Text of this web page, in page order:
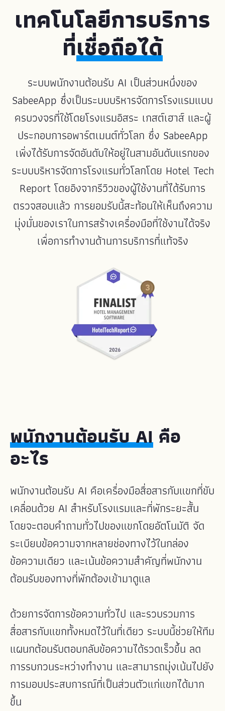
เทคโนโลยีการบริการ
ที่เชื่อถือได้
ระบบพนักงานต้อนรับ AI เป็นส่วนหนึ่งของ
SabeeApp ซึ่งเป็นระบบบริหารจัดการโรงแรมแบบ
ครบวงจรที่ใช้โดยโรงแรมอิสระ เกสต์เฮาส์ และผู้
ประกอบการอพาร์ตเมนต์ทั่วโลก ซึ่ง SabeeApp
เพิ่งได้รับการจัดอันดับให้อยู่ในสามอันดับแรกของ
ระบบบริหารจัดการโรงแรมทั่วโลกโดย Hotel Tech
Report โดยอิงจากรีวิวของผู้ใช้งานที่ได้รับการ
ตรวจสอบแล้ว การยอมรับนี้สะท้อนให้เห็นถึงความ
มุ่งมั่นของเราในการสร้างเครื่องมือที่ใช้งานได้จริง
เพื่อการทำงานด้านการบริการที่แท้จริง
พนักงานต้อนรับ AI คือ
อะไร
พนักงานต้อนรับ AI คือเครื่องมือสื่อสารกับแขกที่ขับ
เคลื่อนด้วย AI สำหรับโรงแรมและที่พักระยะสั้น
โดยจะตอบคำถามทั่วไปของแขกโดยอัตโนมัติ จัด
ระเบียบข้อความจากหลายช่องทางไว้ในกล่อง
ข้อความเดียว และเน้นข้อความสำคัญที่พนักงาน
ต้อนรับของทางที่พักต้องเข้ามาดูแล
ด้วยการจัดการข้อความทั่วไป และรวบรวมการ
สื่อสารกับแขกทั้งหมดไว้ในที่เดียว ระบบนี้ช่วยให้ทีม
แผนกต้อนรับตอบกลับข้อความได้รวดเร็วขึ้น ลด
การรบกวนระหว่างทำงาน และสามารถมุ่งเน้นไปยัง
การมอบประสบการณ์ที่เป็นส่วนตัวแก่แขกได้มาก
ขึ้น